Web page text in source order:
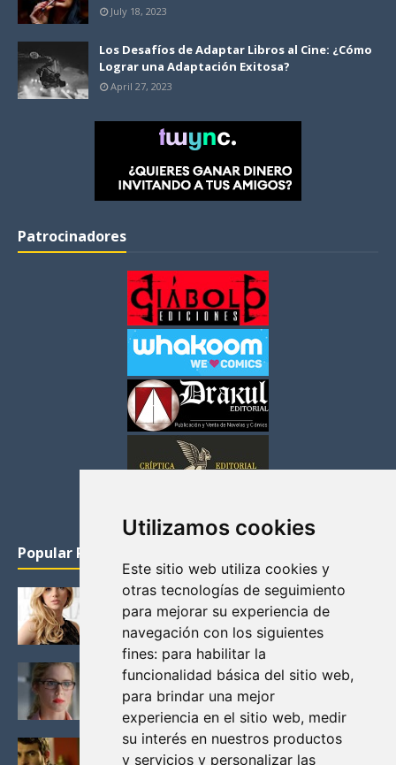
Utilizamos cookies
Este sitio web utiliza cookies y
otras tecnologías de seguimiento
para mejorar su experiencia de
navegación con los siguientes
fines: para habilitar la
funcionalidad básica del sitio web,
para brindar una mejor
experiencia en el sitio web, medir
su interés en nuestros productos
y servicios y personalizar las
July 18, 2023
Los Desafíos de Adaptar Libros al Cine: ¿Cómo
Lograr una Adaptación Exitosa?
April 27, 2023
Patrocinadores
Popular Posts
KATHERYN WINNICK: LA ACTRIZ MAS GUAPA DE
VIKINGOS
Junio 14, 2013
FELICITY (EMILY BETT RICKARDS), LAS FOTOS
MAS BONITAS DE LA ALIADA DE ARROW
Noviembre 30, 2013
BLACK MIRROR: TODA TU HISTORIA. EPISODIO 3.